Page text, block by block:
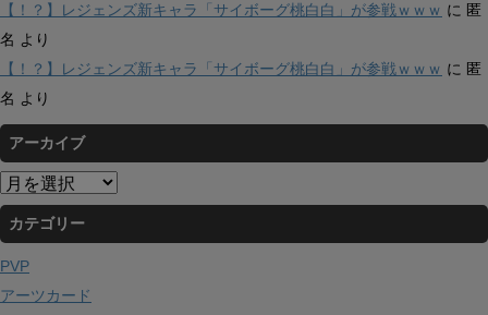
【！？】レジェンズ新キャラ「サイボーグ桃白白」が参戦ｗｗｗ に 匿
名 より
【！？】レジェンズ新キャラ「サイボーグ桃白白」が参戦ｗｗｗ に 匿
名 より
アーカイブ
ア
ー
カ
イ
ブ
カテゴリー
PVP
アーツカード